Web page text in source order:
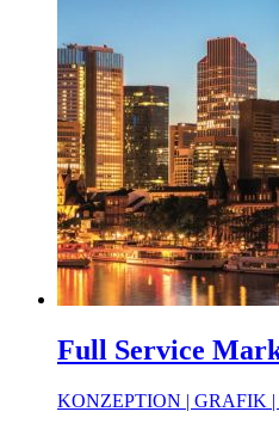
Full Service
KONZEPTION | GRAFIK |